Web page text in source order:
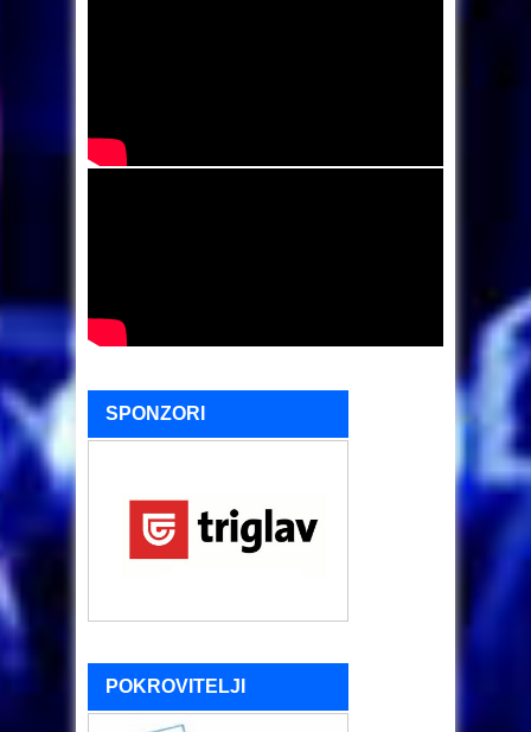
SPONZORI
POKROVITELJI